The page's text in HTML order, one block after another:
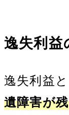
逸失利益
逸失利益
遺障害が